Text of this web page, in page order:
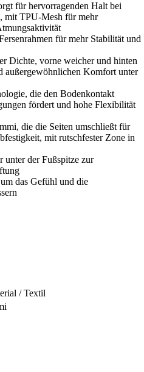
für hervorragenden Halt bei
mit TPU-Mesh für mehr
für mehr Stabilität und
Dichte, vorne weicher und hinten
außergewöhnlichen Komfort unter
die den Bodenkontakt
fördert und hohe Flexibilität
die die Seiten umschließt für
mit rutschfester Zone in
unter der Fußspitze zur
das Gefühl und die
/ Textil